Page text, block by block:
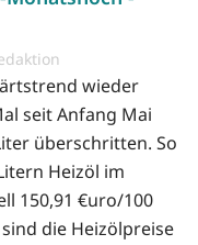
wieder
seit Anfang Mai
überschritten. So
Heizöl im
150,91 €uro/100
die Heizölpreise